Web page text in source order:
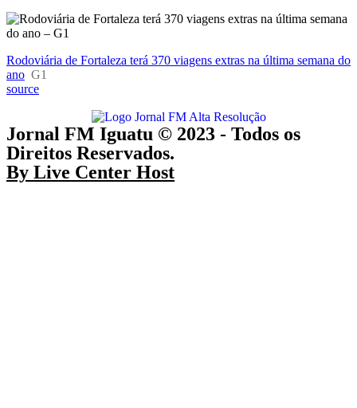
Rodoviária de Fortaleza terá 370 viagens extras na última semana do
ano G1
source
Jornal FM Iguatu © 2023 - Todos os
Direitos Reservados.
By Live Center Host